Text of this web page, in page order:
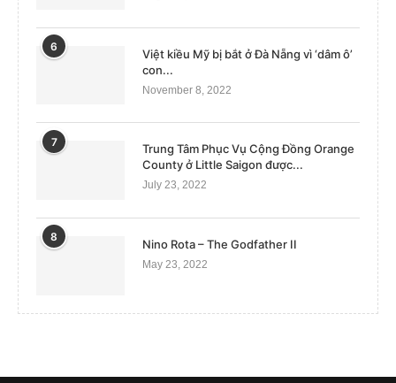
6
Việt kiều Mỹ bị bắt ở Đà Nẵng vì ‘dâm ô’
con...
November 8, 2022
7
Trung Tâm Phục Vụ Cộng Đồng Orange
County ở Little Saigon được...
July 23, 2022
8
Nino Rota – The Godfather II
May 23, 2022